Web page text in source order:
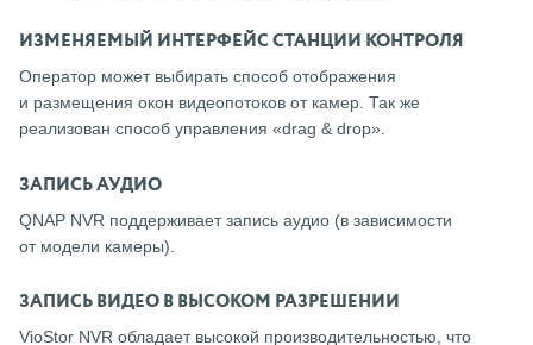
ИЗМЕНЯЕМЫЙ ИНТЕРФЕЙС СТАНЦИИ КОНТРОЛЯ
Оператор может выбирать способ отображения
и размещения окон видеопотоков от камер. Так же
реализован способ управления «drag & drop».
ЗАПИСЬ АУДИО
QNAP NVR поддерживает запись аудио (в зависимости
от модели камеры).
ЗАПИСЬ ВИДЕО В ВЫСОКОМ РАЗРЕШЕНИИ
VioStor NVR обладает высокой производительностью, что